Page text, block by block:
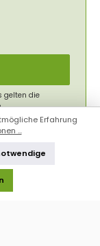
gelten die
.
ihnen
Erfahrung
...